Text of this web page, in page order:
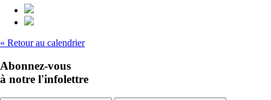
« Retour au calendrier
Abonnez-vous
à notre l'infolettre